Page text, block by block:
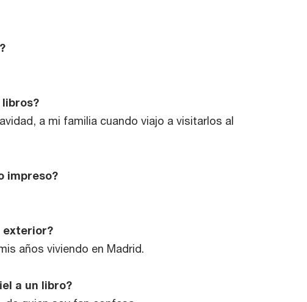
libros?
a mi familia cuando viajo a visitarlos al
impreso?
exterior?
años viviendo en Madrid.
a un libro?